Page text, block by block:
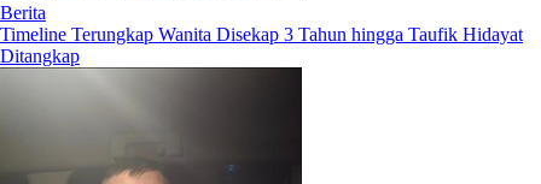
Berita
Timeline Terungkap Wanita Disekap 3 Tahun hingga Taufik Hidayat
Ditangkap